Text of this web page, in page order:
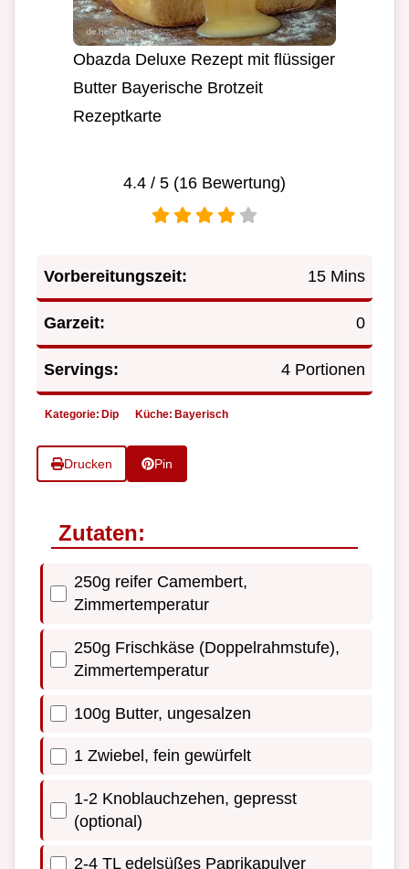
Obazda Deluxe Rezept mit flüssiger
Butter Bayerische Brotzeit
Rezeptkarte
4.4 / 5 (16 Bewertung)
Vorbereitungszeit: 15 Mins
Garzeit: 0
Servings: 4 Portionen
Kategorie: Dip Küche: Bayerisch
Drucken Pin
Zutaten:
250g reifer Camembert,
Zimmertemperatur
250g Frischkäse (Doppelrahmstufe),
Zimmertemperatur
100g Butter, ungesalzen
1 Zwiebel, fein gewürfelt
1-2 Knoblauchzehen, gepresst
(optional)
2-4 TL edelsüßes Paprikapulver